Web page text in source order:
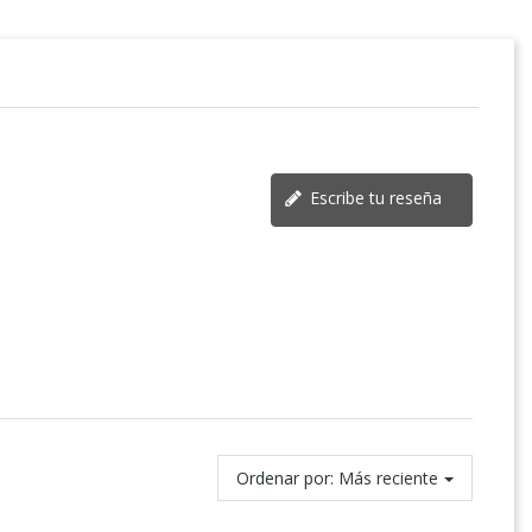
Escribe tu reseña
Ordenar por: Más reciente